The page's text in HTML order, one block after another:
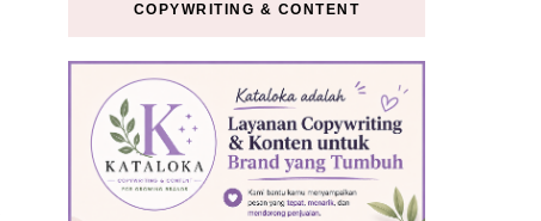
COPYWRITING & CONTENT